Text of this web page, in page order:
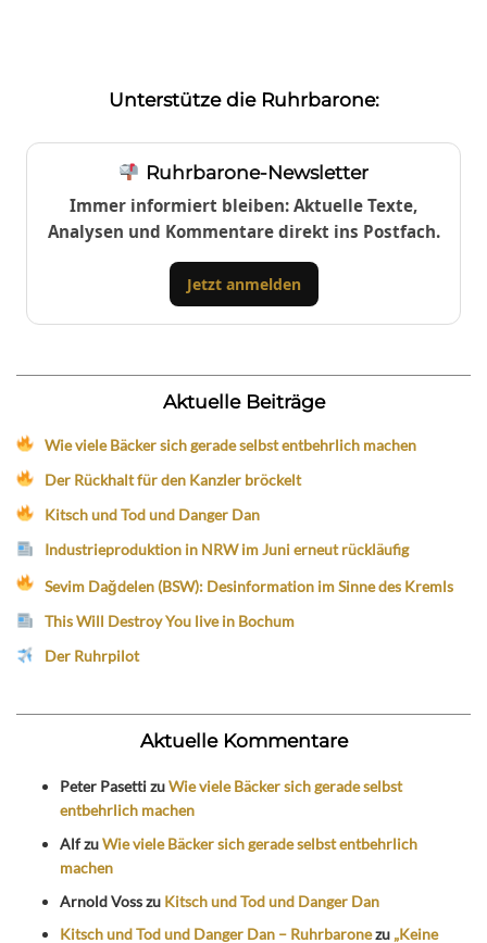
Unterstütze die Ruhrbarone:
Ruhrbarone-Newsletter
Immer informiert bleiben: Aktuelle Texte,
Analysen und Kommentare direkt ins Postfach.
Jetzt anmelden
Aktuelle Beiträge
Wie viele Bäcker sich gerade selbst entbehrlich machen
Der Rückhalt für den Kanzler bröckelt
Kitsch und Tod und Danger Dan
Industrieproduktion in NRW im Juni erneut rückläufig
Sevim Dağdelen (BSW): Desinformation im Sinne des Kremls
This Will Destroy You live in Bochum
Der Ruhrpilot
Aktuelle Kommentare
Peter PasettizuWie viele Bäcker sich gerade selbst
entbehrlich machen
AlfzuWie viele Bäcker sich gerade selbst entbehrlich
machen
Arnold Vosszu Kitsch und Tod und Danger Dan
Kitsch und Tod und Danger Dan – Ruhrbaronezu „Keine